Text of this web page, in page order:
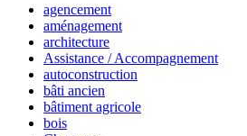
agencement
aménagement
architecture
Assistance / Accompagnement
autoconstruction
bâti ancien
bâtiment agricole
bois